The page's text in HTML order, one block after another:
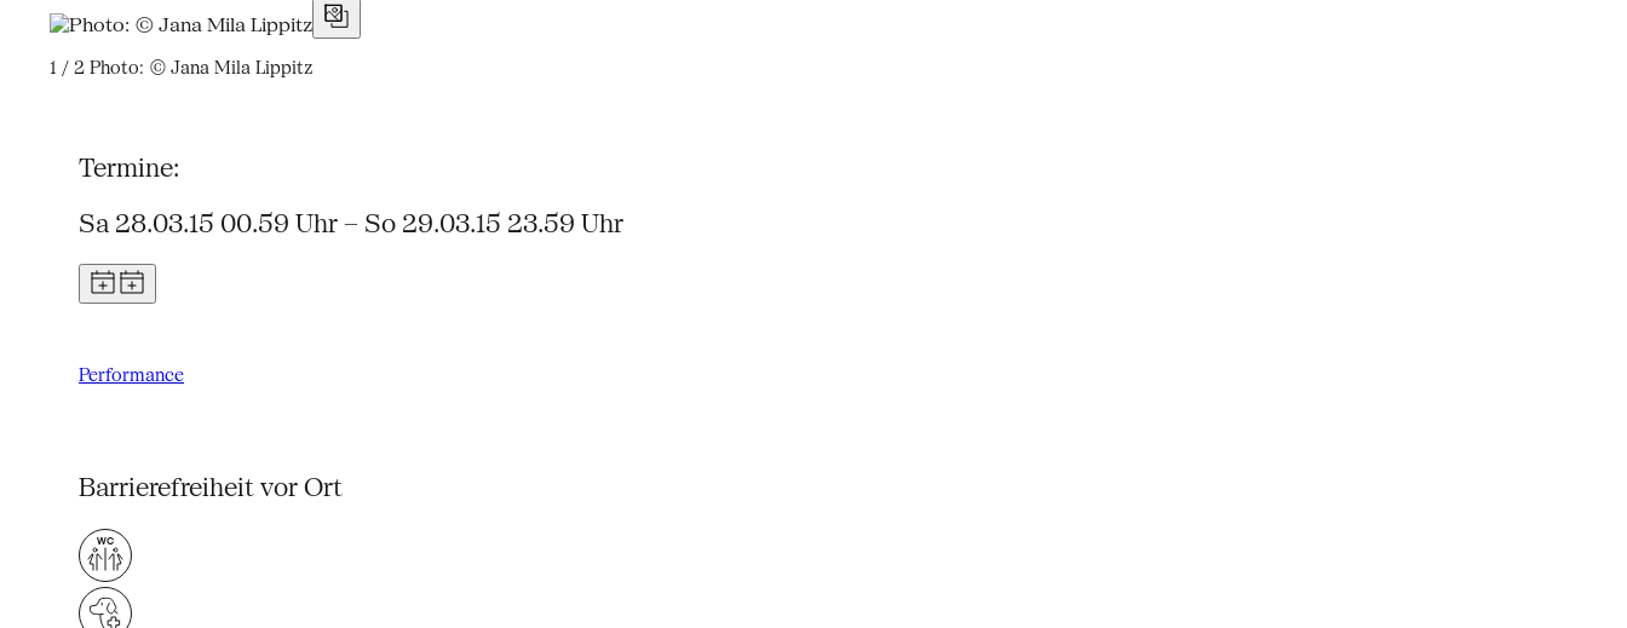
1 / 2Photo: © Jana Mila Lippitz
Termine:
Sa 28.03.15 00.59 Uhr – So 29.03.15 23.59 Uhr
Performance
Barrierefreiheit vor Ort